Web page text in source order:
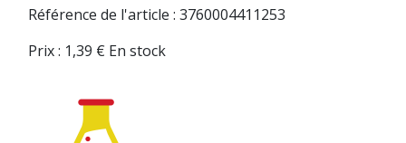
Référence de l'article : 3760004411253
Prix : 1,39 € En stock